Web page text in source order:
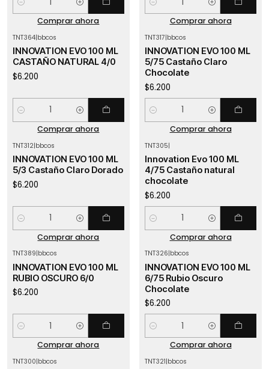
Cantidad
Comprar ahora
Cantidad
Comprar ahora
TNT364|bbcos
INNOVATION EVO 100 ML
CASTAÑO NATURAL 4/0
$6.200
Cantidad
Comprar ahora
TNT317|bbcos
INNOVATION EVO 100 ML
5/75 Castaño Claro
Chocolate
$6.200
Cantidad
Comprar ahora
TNT312|bbcos
INNOVATION EVO 100 ML
5/3 Castaño Claro Dorado
$6.200
Cantidad
Comprar ahora
TNT305|
Innovation Evo 100 ML
4/75 Castaño natural
chocolate
$6.200
Cantidad
Comprar ahora
TNT389|bbcos
INNOVATION EVO 100 ML
RUBIO OSCURO 6/0
$6.200
Cantidad
Comprar ahora
TNT326|bbcos
INNOVATION EVO 100 ML
6/75 Rubio Oscuro
Chocolate
$6.200
Cantidad
Comprar ahora
TNT300|bbcos TNT321|bbcos